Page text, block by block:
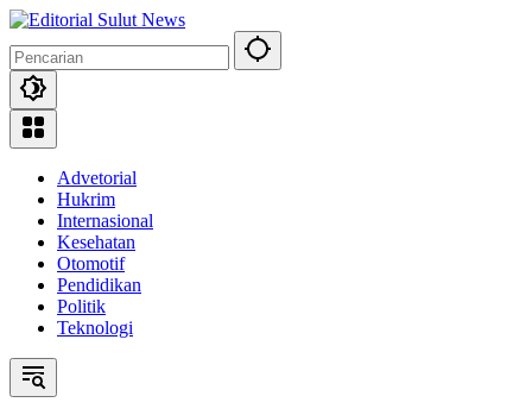
Langsung
konten
Advetorial
Hukrim
Internasional
Kesehatan
Otomotif
Pendidikan
Politik
Teknologi